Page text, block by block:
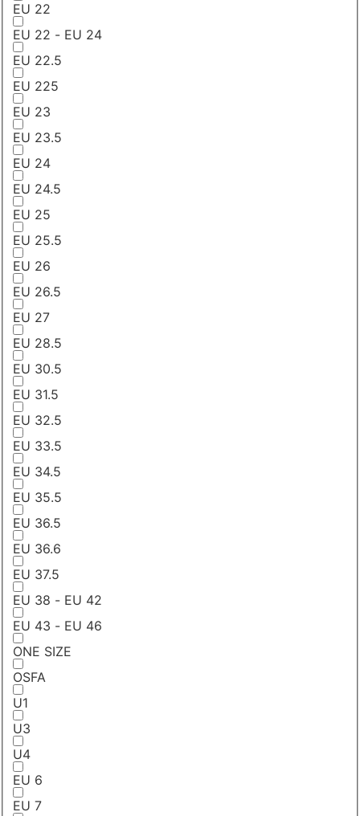
EU 22
EU 22 - EU 24
EU 22.5
EU 225
EU 23
EU 23.5
EU 24
EU 24.5
EU 25
EU 25.5
EU 26
EU 26.5
EU 27
EU 28.5
EU 30.5
EU 31.5
EU 32.5
EU 33.5
EU 34.5
EU 35.5
EU 36.5
EU 36.6
EU 37.5
EU 38 - EU 42
EU 43 - EU 46
ONE SIZE
OSFA
U1
U3
U4
EU 6
EU 7